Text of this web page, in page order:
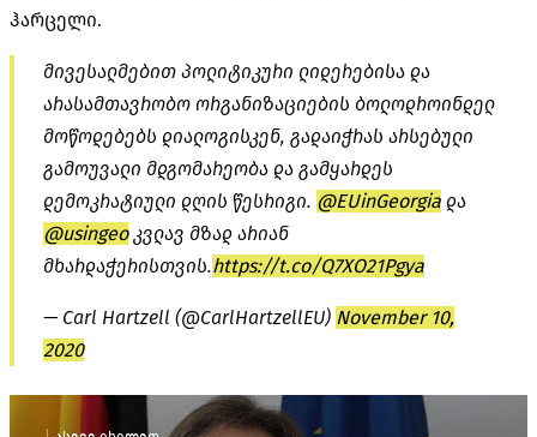
ჰარცელი.
მივესალმებით პოლიტიკური ლიდერებისა და
არასამთავრობო ორგანიზაციების ბოლოდროინდელ
მოწოდებებს დიალოგისკენ, გადაიჭრას არსებული
გამოუვალი მდგომარეობა და გამყარდეს
დემოკრატიული დღის წესრიგი. @EUinGeorgia და
@usingeoკვლავ მზად არიან
მხარდაჭერისთვის.https://t.co/Q7XO21Pgya
— Carl Hartzell (@CarlHartzellEU) November 10,
2020